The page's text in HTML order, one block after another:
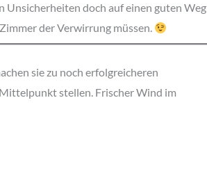
Unsicherheiten doch auf einen guten Weg
der Verwirrung müssen.
sie zu noch erfolgreicheren
stellen. Frischer Wind im